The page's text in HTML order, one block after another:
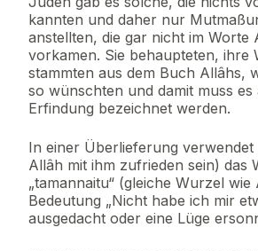
kannten und daher nur
anstellten, die gar nicht im Worte
vorkamen. Sie behaupteten, ihre
stammten aus dem Buch Allâhs,
so wünschten und damit muss es
Erfindung bezeichnet werden.
In einer Überlieferung verwendet
Allâh mit ihm zufrieden sein) das
„tamannaitu“ (gleiche Wurzel
Bedeutung „Nicht habe ich mir
ausgedacht oder eine Lüge